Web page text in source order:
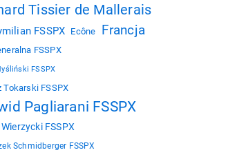
Tissier de Mallerais
FSSPX Ecône Francja
FSSPX
FSSPX
Tokarski FSSPX
Pagliarani FSSPX
FSSPX
Schmidberger FSSPX